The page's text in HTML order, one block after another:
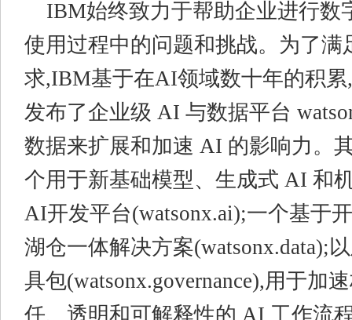
IBM始终致力于帮助企业进行数
使用过程中的问题和挑战。为了
求,IBM基于在AI领域数十年的积
发布了企业级 AI 与数据平台
数据来扩展和加速 AI 的影响力。
个用于新基础模型、生成式 AI 和
AI开发平台(watsonx.ai);一个基于
湖仓一体解决方案(watsonx.data);
具包(watsonx.governance),用于加
任、透明和可解释性的 AI 工作流